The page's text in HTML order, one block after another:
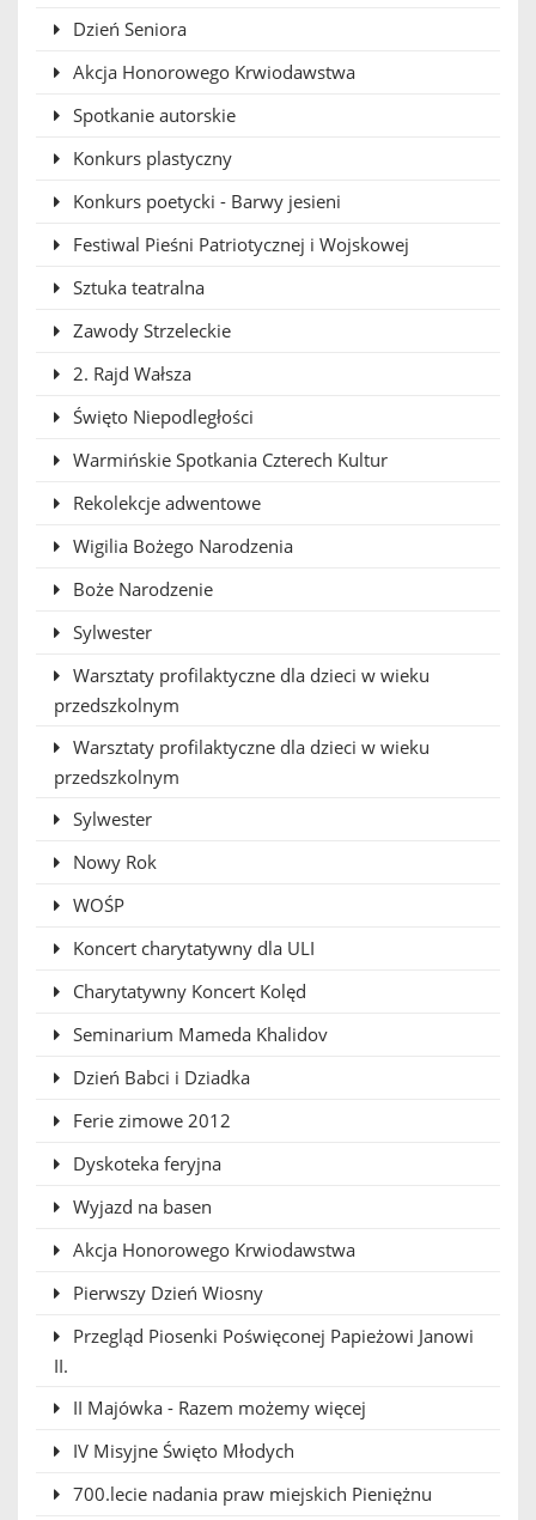
Dzień Seniora
Akcja Honorowego Krwiodawstwa
Spotkanie autorskie
Konkurs plastyczny
Konkurs poetycki - Barwy jesieni
Festiwal Pieśni Patriotycznej i Wojskowej
Sztuka teatralna
Zawody Strzeleckie
2. Rajd Wałsza
Święto Niepodległości
Warmińskie Spotkania Czterech Kultur
Rekolekcje adwentowe
Wigilia Bożego Narodzenia
Boże Narodzenie
Sylwester
Warsztaty profilaktyczne dla dzieci w wieku
przedszkolnym
Warsztaty profilaktyczne dla dzieci w wieku
przedszkolnym
Sylwester
Nowy Rok
WOŚP
Koncert charytatywny dla ULI
Charytatywny Koncert Kolęd
Seminarium Mameda Khalidov
Dzień Babci i Dziadka
Ferie zimowe 2012
Dyskoteka feryjna
Wyjazd na basen
Akcja Honorowego Krwiodawstwa
Pierwszy Dzień Wiosny
Przegląd Piosenki Poświęconej Papieżowi Janowi
II.
II Majówka - Razem możemy więcej
IV Misyjne Święto Młodych
700.lecie nadania praw miejskich Pieniężnu